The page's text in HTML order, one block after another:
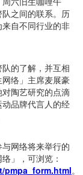
之间的联系。历
自不同行业的非
的了解，并互相
络」主席麦展豪
陶艺研究的点滴
品牌代言人的经
网络将来举行的
」，可浏览：
pmpa_form.html。